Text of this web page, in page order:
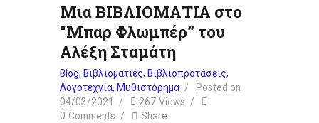
Μια ΒΙΒΛΙΟΜΑΤΙΑ στο
“Μπαρ Φλωμπέρ” του
Αλέξη Σταμάτη
Blog, Βιβλιοματιές, Βιβλιοπροτάσεις,
Λογοτεχνία, Μυθιστόρημα
Posted on
04/03/2021
267 Views
0 Comments Share